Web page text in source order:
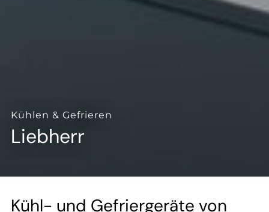
--
Kühlen & Gefrieren
Liebherr
Kühl- und Gefriergeräte von